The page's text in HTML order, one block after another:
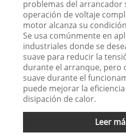
problemas del arrancador
operación de voltaje
motor alcanza su
Se usa comúnmente en
industriales donde se
suave para reducir la
durante el arranque, pero
suave durante el
puede mejorar la
disipación de calor.
Leer